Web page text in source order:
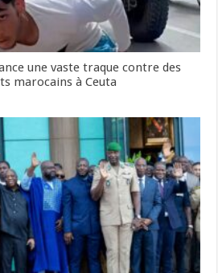
une vaste traque contre des
marocains à Ceuta